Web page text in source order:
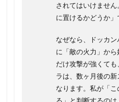
されてはいけませ
に置けるかどうか」
なぜなら、ドッカ
に「敵の火力」か
だけ攻撃が強くて
ラは、数ヶ月後の
なります。私が「こ